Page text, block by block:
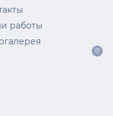
работы